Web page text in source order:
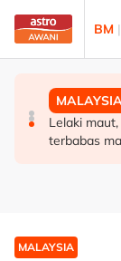
Skip to main
BM |
Pelan
Lima
Lelaki
terbabas
MALAYSIA